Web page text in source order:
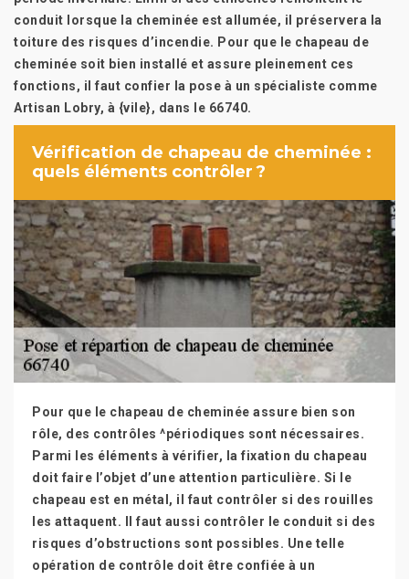
conduit lorsque la cheminée est allumée, il préservera la
toiture des risques d’incendie. Pour que le chapeau de
cheminée soit bien installé et assure pleinement ces
fonctions, il faut confier la pose à un spécialiste comme
Artisan Lobry, à {vile}, dans le 66740.
Vérification de chapeau de cheminée :
quels éléments contrôler ?
Pour que le chapeau de cheminée assure bien son
rôle, des contrôles ^périodiques sont nécessaires.
Parmi les éléments à vérifier, la fixation du chapeau
doit faire l’objet d’une attention particulière. Si le
chapeau est en métal, il faut contrôler si des rouilles
les attaquent. Il faut aussi contrôler le conduit si des
risques d’obstructions sont possibles. Une telle
opération de contrôle doit être confiée à un